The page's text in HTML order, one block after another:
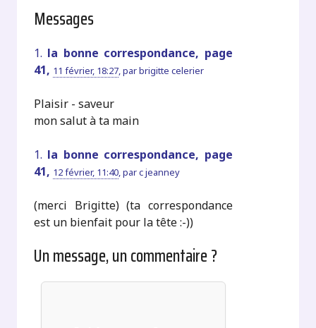
Messages
1. la bonne correspondance, page
41, 11 février, 18:27 ,parbrigitte celerier
Plaisir - saveur
mon salut à ta main
1. la bonne correspondance, page
41, 12 février, 11:40 ,parc jeanney
(merci Brigitte) (ta correspondance
est un bienfait pour la tête :-))
Un message, un commentaire ?